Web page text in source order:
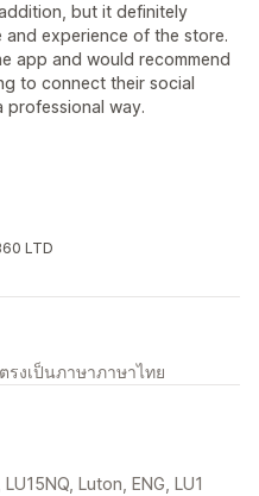
but it definitely
experience of the store.
app and would recommend
to connect their social
professional way.
LTD
งเป็นภาษาภาษาไทย
Luton, ENG, LU1